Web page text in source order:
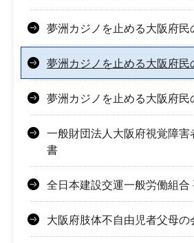
夢洲カジノを止める大阪府民
夢洲カジノを止める大阪府民
夢洲カジノを止める大阪府民
一般財団法人大阪府視覚障
書
全日本建設交運一般労働組合
大阪府肢体不自由児者父母の